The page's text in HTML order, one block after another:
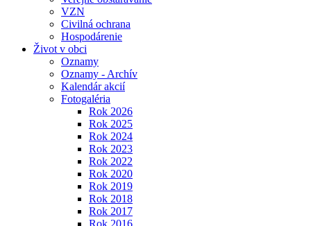
VZN
Civilná ochrana
Hospodárenie
Život v obci
Oznamy
Oznamy - Archív
Kalendár akcií
Fotogaléria
Rok 2026
Rok 2025
Rok 2024
Rok 2023
Rok 2022
Rok 2020
Rok 2019
Rok 2018
Rok 2017
Rok 2016